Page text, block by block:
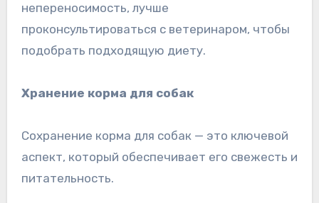
непереносимость, лучше
проконсультироваться с ветеринаром, чтобы
подобрать подходящую диету.
Хранение корма для собак
Сохранение корма для собак — это ключевой
аспект, который обеспечивает его свежесть и
питательность.